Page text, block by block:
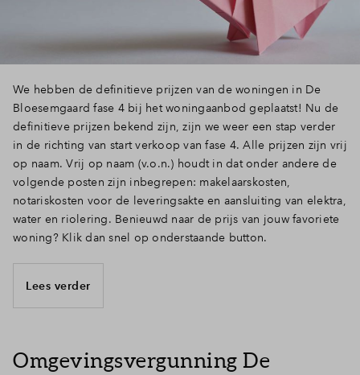
We hebben de definitieve prijzen van de woningen in De
Bloesemgaard fase 4 bij het woningaanbod geplaatst! Nu de
definitieve prijzen bekend zijn, zijn we weer een stap verder
in de richting van start verkoop van fase 4. Alle prijzen zijn vrij
op naam. Vrij op naam (v.o.n.) houdt in dat onder andere de
volgende posten zijn inbegrepen: makelaarskosten,
notariskosten voor de leveringsakte en aansluiting van elektra,
water en riolering. Benieuwd naar de prijs van jouw favoriete
woning? Klik dan snel op onderstaande button.
Lees verder
Omgevingsvergunning De